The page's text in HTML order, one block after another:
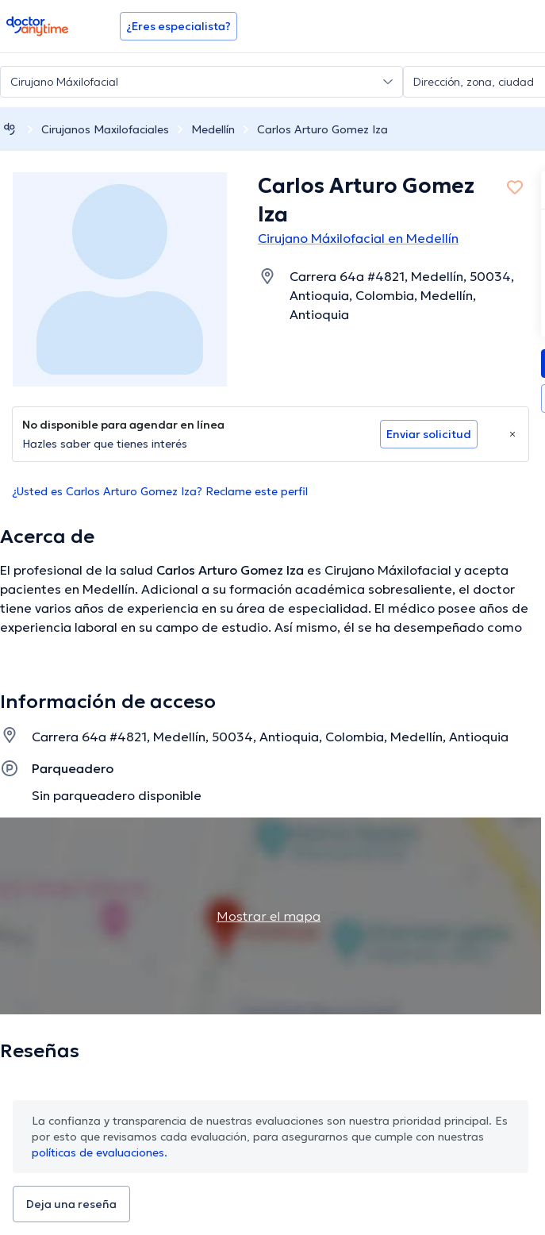
doctoranytime ¿Eres especialista?
Cirujanos Maxilofaciales Medellín Carlos Arturo Gomez Iza
Carlos Arturo Gomez
Iza
Cirujano Máxilofacial en Medellín
Carrera 64a #4821, Medellín, 50034,
Antioquia, Colombia, Medellín,
Antioquia
No disponible para agendar en línea
Hazles saber que tienes interés
Enviar solicitud
¿Usted es Carlos Arturo Gomez Iza? Reclame este perfil
Acerca de
El profesional de la salud Carlos Arturo Gomez Iza es Cirujano Máxilofacial y acepta
pacientes en Medellín. Adicional a su formación académica sobresaliente, el doctor
tiene varios años de experiencia en su área de especialidad. El médico posee años de
experiencia laboral en su campo de estudio. Así mismo, él se ha desempeñado como
principal usados por el profesional de la salud.
Información de acceso
Carrera 64a #4821, Medellín, 50034, Antioquia, Colombia, Medellín, Antioquia
Parqueadero
Sin parqueadero disponible
Mostrar el mapa
Reseñas
La confianza y transparencia de nuestras evaluaciones son nuestra prioridad principal. Es
por esto que revisamos cada evaluación, para asegurarnos que cumple con nuestras
políticas de evaluaciones.
Deja una reseña